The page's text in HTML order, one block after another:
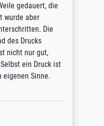
gedauert, die
wurde aber
Die
des Drucks
nicht nur gut,
ein Druck ist
Sinne.